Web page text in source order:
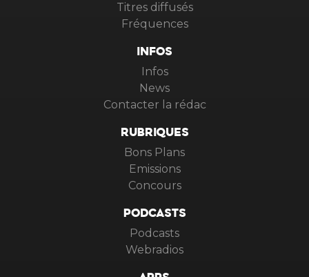
Titres diffusés
Fréquences
INFOS
Infos
News
Contacter la rédac
RUBRIQUES
Bons Plans
Emissions
Concours
PODCASTS
Podcasts
Webradios